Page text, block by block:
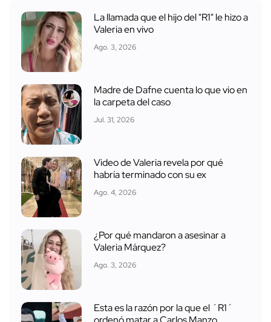
La llamada que el hijo del "R1" le hizo a
Valeria en vivo
Ago. 3, 2026
Madre de Dafne cuenta lo que vio en
la carpeta del caso
Jul. 31, 2026
Video de Valeria revela por qué
habría terminado con su ex
Ago. 4, 2026
¿Por qué mandaron a asesinar a
Valeria Márquez?
Ago. 3, 2026
Esta es la razón por la que el ´R1´